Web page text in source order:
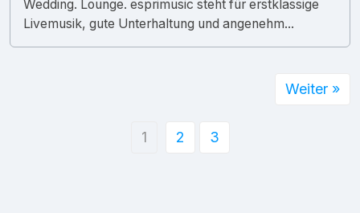
Wedding. Lounge. esprimusic steht für erstklassige
Livemusik, gute Unterhaltung und angenehm...
1 2 3
Weiter »